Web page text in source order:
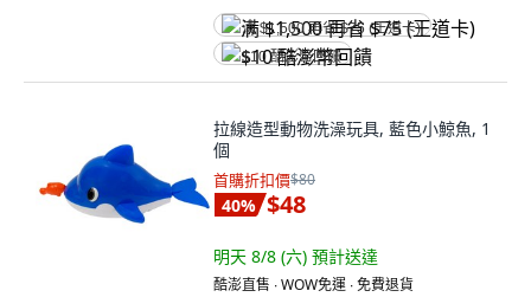
满 $1,500 再省 $75 (王道卡)
$10 酷澎幣回饋
拉線造型動物洗澡玩具, 藍色小鯨魚, 1
個
首購折扣價$80
40% $48
明天 8/8 (六) 預計送達
酷澎直售 ∙ WOW免運 ∙ 免費退貨